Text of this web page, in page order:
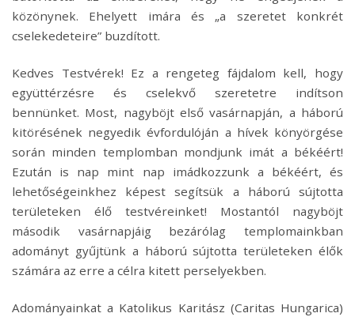
közönynek. Ehelyett imára és „a szeretet konkrét
cselekedeteire” buzdított.
Kedves Testvérek! Ez a rengeteg fájdalom kell, hogy
együttérzésre és cselekvő szeretetre indítson
bennünket. Most, nagyböjt első vasárnapján, a háború
kitörésének negyedik évfordulóján a hívek könyörgése
során minden templomban mondjunk imát a békéért!
Ezután is nap mint nap imádkozzunk a békéért, és
lehetőségeinkhez képest segítsük a háború sújtotta
területeken élő testvéreinket! Mostantól nagyböjt
második vasárnapjáig bezárólag templomainkban
adományt gyűjtünk a háború sújtotta területeken élők
számára az erre a célra kitett perselyekben.
Adományainkat a Katolikus Karitász (Caritas Hungarica)